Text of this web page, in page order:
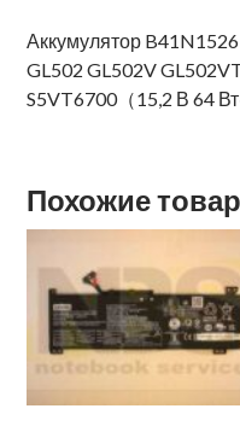
Аккумулятор
GL502 GL502V
S5VT6700（15,2 В 64
Похожие